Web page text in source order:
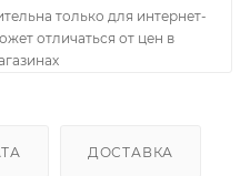
только для интернет-
отличаться от цен в
ДОСТАВКА